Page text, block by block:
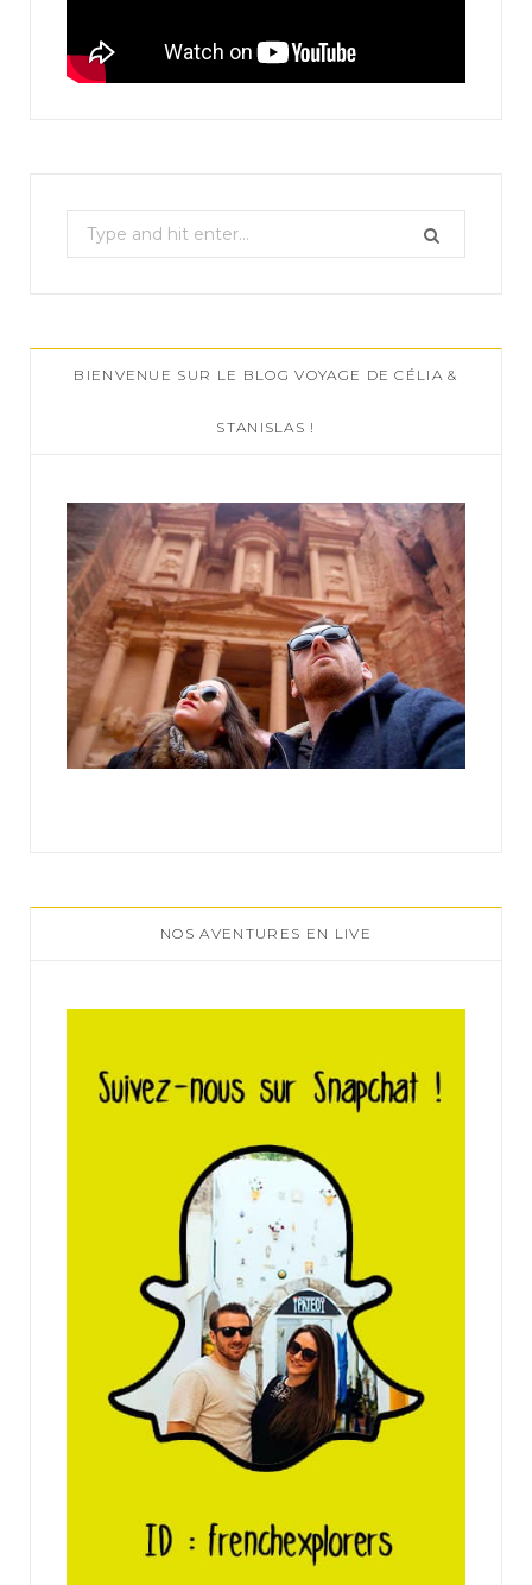
e
c
h
:
BIENVENUE SUR LE BLOG VOYAGE DE CÉLIA &
STANISLAS !
NOS AVENTURES EN LIVE